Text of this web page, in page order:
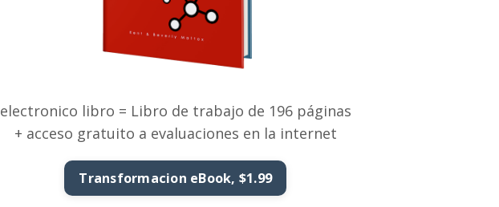
electronico libro = Libro de trabajo de 196 páginas
+ acceso gratuito a evaluaciones en la internet
Transformacion eBook, $1.99